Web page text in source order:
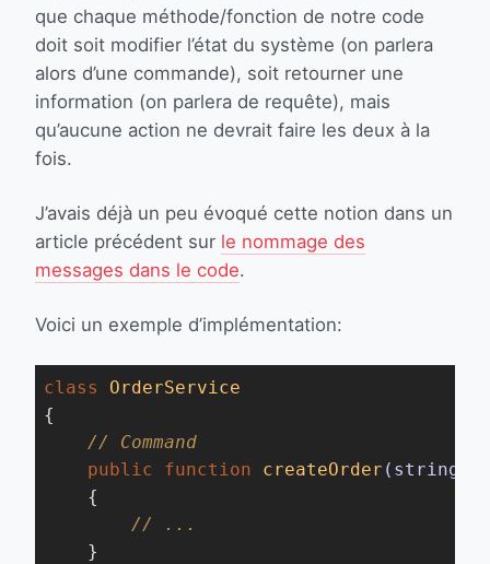
que chaque méthode/fonction de notre code
doit soit modifier l’état du système (on parlera
alors d’une commande), soit retourner une
information (on parlera de requête), mais
qu’aucune action ne devrait faire les deux à la
fois.
J’avais déjà un peu évoqué cette notion dans un
article précédent sur le nommage des
messages dans le code.
Voici un exemple d’implémentation:
class
OrderService
{
// Command
public
function createOrder (string
{
// ...
    }